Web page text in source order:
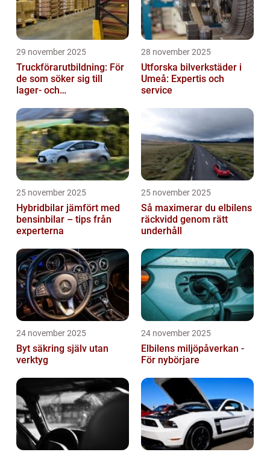
29 november 2025
Truckförarutbildning: För
de som söker sig till
lager- och
28 november 2025
Utforska bilverkstäder i
Umeå: Expertis och
service
25 november 2025
Hybridbilar jämfört med
bensinbilar – tips från
experterna
25 november 2025
Så maximerar du elbilens
räckvidd genom rätt
underhåll
24 november 2025
Byt säkring själv utan
verktyg
24 november 2025
Elbilens miljöpåverkan -
För nybörjare